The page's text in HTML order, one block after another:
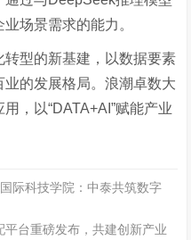
场景需求的能力。
型的新基建，以数据要素
的发展格局。浪潮卓数大
用，以“DATA+AI”赋能产业
际科技学院：中泰共筑数字
台重磅发布，共建创新产业